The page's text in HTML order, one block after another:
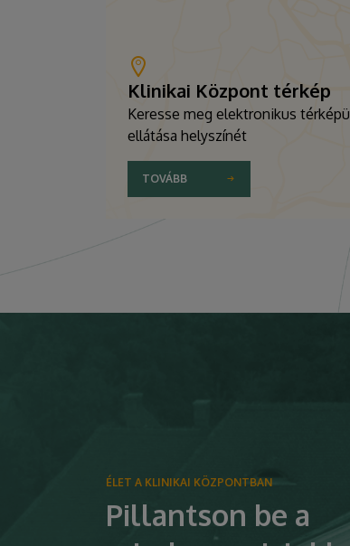
Klinikai Központ térkép
Keresse meg elektronikus
ellátása helyszínét
TOVÁBB
ÉLET A KLINIKAI KÖZPONTBAN
Pillantson be a